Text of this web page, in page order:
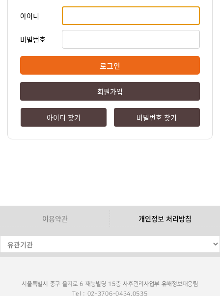
아이디
비밀번호
로그인
회원가입
아이디 찾기 비밀번호 찾기
이용약관 개인정보 처리방침
서울특별시 중구 을지로 6 재능빌딩 15층 사후관리사업부 유해정보대응팀
Tel : 02-3706-0434,0535